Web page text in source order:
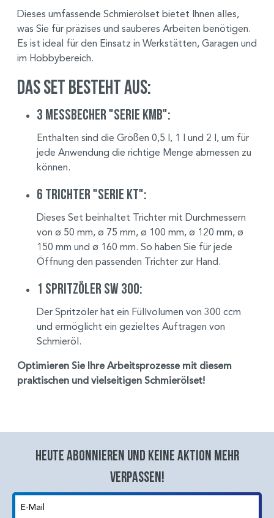
Dieses umfassende Schmierölset bietet Ihnen alles,
was Sie für präzises und sauberes Arbeiten benötigen.
Es ist ideal für den Einsatz in Werkstätten, Garagen und
im Hobbybereich.
Das Set besteht aus:
3 Messbecher "Serie KMB":
Enthalten sind die Größen 0,5 l, 1 l und 2 l, um für
jede Anwendung die richtige Menge abmessen zu
können.
6 Trichter "Serie KT":
Dieses Set beinhaltet Trichter mit Durchmessern
von ø 50 mm, ø 75 mm, ø 100 mm, ø 120 mm, ø
150 mm und ø 160 mm. So haben Sie für jede
Öffnung den passenden Trichter zur Hand.
1 Spritzöler SW 300:
Der Spritzöler hat ein Füllvolumen von 300 ccm
und ermöglicht ein gezieltes Auftragen von
Schmieröl.
Optimieren Sie Ihre Arbeitsprozesse mit diesem
praktischen und vielseitigen Schmierölset!
Heute abonnieren und keine aktion mehr
verpassen!